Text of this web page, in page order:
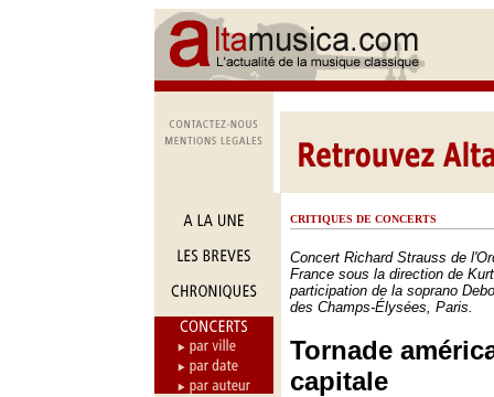
CRITIQUES DE CONCERTS
Concert Richard Strauss de
France sous la direction de
participation de la soprano
des Champs-Élysées, Paris.
Tornade
capitale